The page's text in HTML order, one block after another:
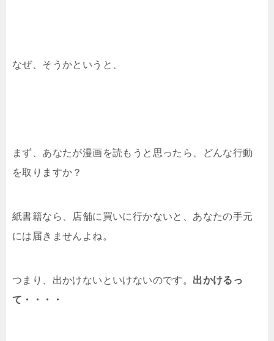
なぜ、そうかというと、
まず、あなたが漫画を読もうと思ったら、どんな行動
を取りますか？
紙書籍なら、店舗に買いに行かないと、あなたの手元
には届きませんよね。
つまり、出かけないといけないのです。 出かけるっ
て・・・・